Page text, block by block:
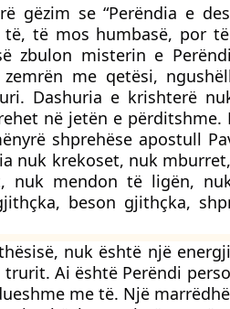
gëzim se “Perëndia e
të mos humbasë, por
zbulon misterin e
zemrën me qetësi,
Dashuria e krishterë
në jetën e
shprehëse apostull
nuk krekoset, nuk
nuk mendon të ligën,
beson gjithçka,
nuk është një
trurit. Ai është Perëndi
me të. Një